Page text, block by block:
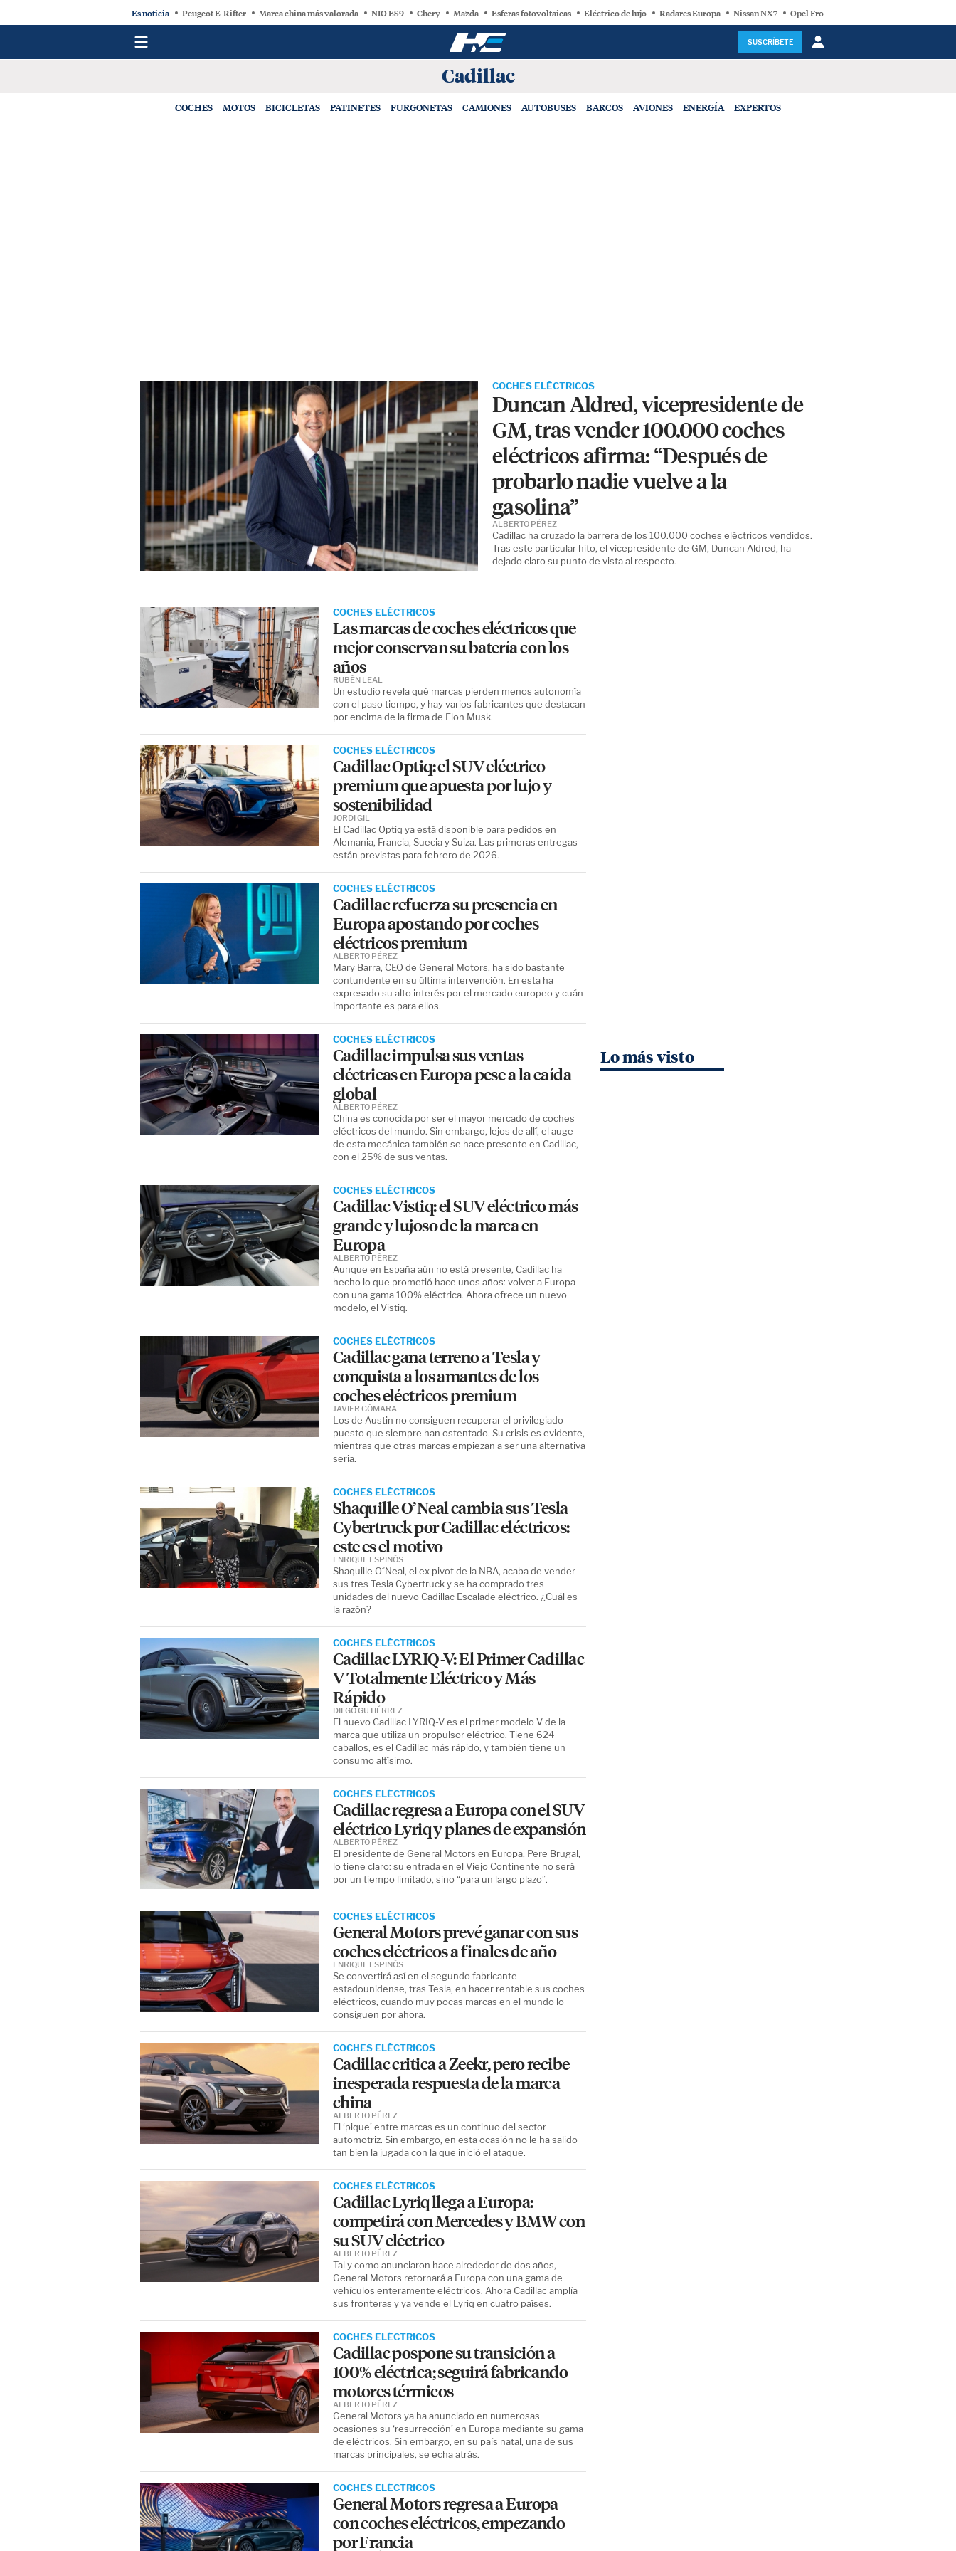
Es noticia Peugeot E-Rifter Marca china más valorada NIO ES9 Chery Mazda Esferas fotovoltaicas Eléctrico de lujo Radares Europa Nissan NX7 Opel Frontera Electric
SUSCRÍBETE
Cadillac
COCHES MOTOS BICICLETAS PATINETES FURGONETAS CAMIONES AUTOBUSES BARCOS AVIONES ENERGÍA EXPERTOS
COCHES ELÉCTRICOS
Duncan Aldred, vicepresidente de
GM, tras vender 100.000 coches
eléctricos afirma: “Después de
probarlo nadie vuelve a la
gasolina”
Cadillac ha cruzado la barrera de los 100.000 coches eléctricos vendidos.
Tras este particular hito, el vicepresidente de GM, Duncan Aldred, ha
dejado claro su punto de vista al respecto.
ALBERTO PÉREZ
COCHES ELÉCTRICOS
Las marcas de coches eléctricos que
mejor conservan su batería con los
años
Un estudio revela qué marcas pierden menos autonomía
con el paso tiempo, y hay varios fabricantes que destacan
por encima de la firma de Elon Musk.
RUBÉN LEAL
COCHES ELÉCTRICOS
Cadillac Optiq: el SUV eléctrico
premium que apuesta por lujo y
sostenibilidad
El Cadillac Optiq ya está disponible para pedidos en
Alemania, Francia, Suecia y Suiza. Las primeras entregas
están previstas para febrero de 2026.
JORDI GIL
COCHES ELÉCTRICOS
Cadillac refuerza su presencia en
Europa apostando por coches
eléctricos premium
Mary Barra, CEO de General Motors, ha sido bastante
contundente en su última intervención. En esta ha
expresado su alto interés por el mercado europeo y cuán
importante es para ellos.
ALBERTO PÉREZ
COCHES ELÉCTRICOS
Cadillac impulsa sus ventas
eléctricas en Europa pese a la caída
global
China es conocida por ser el mayor mercado de coches
eléctricos del mundo. Sin embargo, lejos de allí, el auge
de esta mecánica también se hace presente en Cadillac,
con el 25% de sus ventas.
ALBERTO PÉREZ
COCHES ELÉCTRICOS
Cadillac Vistiq: el SUV eléctrico más
grande y lujoso de la marca en
Europa
Aunque en España aún no está presente, Cadillac ha
hecho lo que prometió hace unos años: volver a Europa
con una gama 100% eléctrica. Ahora ofrece un nuevo
modelo, el Vistiq.
ALBERTO PÉREZ
COCHES ELÉCTRICOS
Cadillac gana terreno a Tesla y
conquista a los amantes de los
coches eléctricos premium
Los de Austin no consiguen recuperar el privilegiado
puesto que siempre han ostentado. Su crisis es evidente,
mientras que otras marcas empiezan a ser una alternativa
seria.
JAVIER GÓMARA
COCHES ELÉCTRICOS
Shaquille O’Neal cambia sus Tesla
Cybertruck por Cadillac eléctricos:
este es el motivo
Shaquille O´Neal, el ex pivot de la NBA, acaba de vender
sus tres Tesla Cybertruck y se ha comprado tres
unidades del nuevo Cadillac Escalade eléctrico. ¿Cuál es
la razón?
ENRIQUE ESPINÓS
COCHES ELÉCTRICOS
Cadillac LYRIQ-V: El Primer Cadillac
V Totalmente Eléctrico y Más
Rápido
El nuevo Cadillac LYRIQ-V es el primer modelo V de la
marca que utiliza un propulsor eléctrico. Tiene 624
caballos, es el Cadillac más rápido, y también tiene un
consumo altísimo.
DIEGO GUTIÉRREZ
COCHES ELÉCTRICOS
Cadillac regresa a Europa con el SUV
eléctrico Lyriq y planes de expansión
El presidente de General Motors en Europa, Pere Brugal,
lo tiene claro: su entrada en el Viejo Continente no será
por un tiempo limitado, sino “para un largo plazo”.
ALBERTO PÉREZ
COCHES ELÉCTRICOS
General Motors prevé ganar con sus
coches eléctricos a finales de año
Se convertirá así en el segundo fabricante
estadounidense, tras Tesla, en hacer rentable sus coches
eléctricos, cuando muy pocas marcas en el mundo lo
consiguen por ahora.
ENRIQUE ESPINÓS
COCHES ELÉCTRICOS
Cadillac critica a Zeekr, pero recibe
inesperada respuesta de la marca
china
El ‘pique’ entre marcas es un continuo del sector
automotriz. Sin embargo, en esta ocasión no le ha salido
tan bien la jugada con la que inició el ataque.
ALBERTO PÉREZ
COCHES ELÉCTRICOS
Cadillac Lyriq llega a Europa:
competirá con Mercedes y BMW con
su SUV eléctrico
Tal y como anunciaron hace alrededor de dos años,
General Motors retornará a Europa con una gama de
vehículos enteramente eléctricos. Ahora Cadillac amplía
sus fronteras y ya vende el Lyriq en cuatro países.
ALBERTO PÉREZ
COCHES ELÉCTRICOS
Cadillac pospone su transición a
100% eléctrica; seguirá fabricando
motores térmicos
General Motors ya ha anunciado en numerosas
ocasiones su ‘resurrección’ en Europa mediante su gama
de eléctricos. Sin embargo, en su país natal, una de sus
marcas principales, se echa atrás.
ALBERTO PÉREZ
COCHES ELÉCTRICOS
General Motors regresa a Europa
con coches eléctricos, empezando
por Francia
Lo más visto